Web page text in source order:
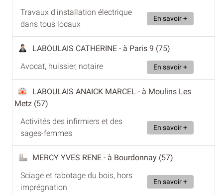
Travaux d'installation électrique
dans tous locaux
En savoir +
LABOULAIS CATHERINE - à Paris 9 (75)
Avocat, huissier, notaire
En savoir +
LABOULAIS ANAICK MARCEL - à Moulins Les
Metz (57)
Activités des infirmiers et des
sages-femmes
En savoir +
MERCY YVES RENE - à Bourdonnay (57)
Sciage et rabotage du bois, hors
imprégnation
En savoir +